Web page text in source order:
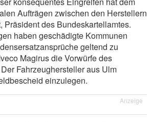
Aufträgen zwischen den Herstellern
Präsident des Bundeskartellamtes.
haben geschädigte Kommunen
geltend zu
Magirus die Vorwürfe des
Fahrzeughersteller aus Ulm
einzulegen.
Anzeige